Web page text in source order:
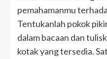
pemahamanmu
Tentukanlah pokok
dalam bacaan dan
kotak yang tersedia.